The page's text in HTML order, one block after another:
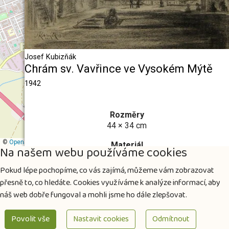
Josef Kubizňák
Chrám sv. Vavřince ve Vysokém Mýtě
1942
Rozměry
44 × 34 cm
Materiál
papír
Vystaveno
Městská galerie Vysoké Mýto
v roce 2001
© OpenStreetMap
Na našem webu používáme cookies
Pokud lépe pochopíme, co vás zajímá, můžeme vám zobrazovat
přesně to, co hledáte. Cookies využíváme k analýze informací, aby
náš web dobře fungoval a mohli jsme ho dále zlepšovat.
Povolit vše
Nastavit cookies Odmítnout